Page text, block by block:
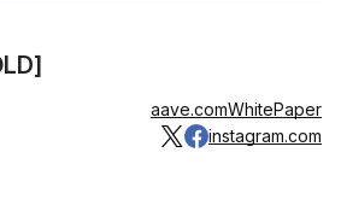
aave.comWhitePaper
instagram.com